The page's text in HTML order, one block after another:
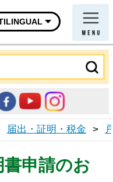
届出・証明・税金 >
申請のお